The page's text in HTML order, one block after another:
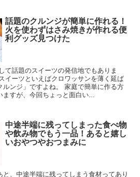
話題のクルンジが簡単に作れる！
火を使わずはさみ焼きが作れる便
利グッズ見つけた
て話題のスイーツの発信地でもありま
イーツといえばクロワッサンを薄く延ば
ルンジ」ですよね。 家庭で簡単に作る方
すが、今回ちょっと面白い...
中途半端に残ってしまった食べ物
や飲み物でもう一品！あると嬉し
いおやつやおつまみに
、中途半端に残ってしまう食材ってあり